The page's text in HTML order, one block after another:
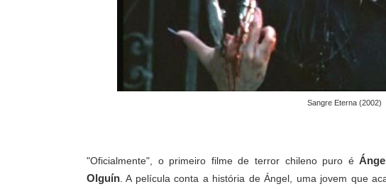
Sangre Eterna (2002)
"Oficialmente", o primeiro filme de terror chileno puro é
Olguín . A película conta a história de Ángel, uma jovem que